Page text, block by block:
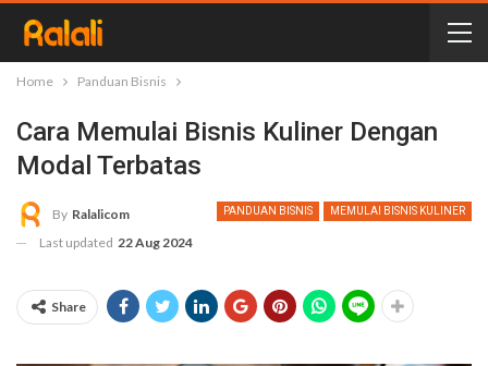
Home Panduan Bisnis
Cara Memulai Bisnis Kuliner Dengan
Modal Terbatas
PANDUAN BISNIS MEMULAI BISNIS KULINER
By Ralalicom
Last updated 22 Aug 2024
Share